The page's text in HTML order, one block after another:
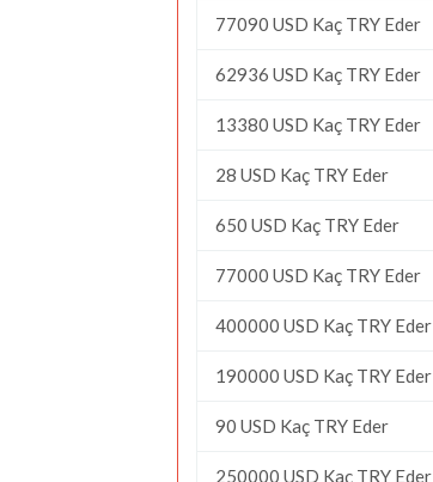
77090 USD Kaç TRY Eder
62936 USD Kaç TRY Eder
13380 USD Kaç TRY Eder
28 USD Kaç TRY Eder
650 USD Kaç TRY Eder
77000 USD Kaç TRY Eder
400000 USD Kaç TRY Eder
190000 USD Kaç TRY Eder
90 USD Kaç TRY Eder
250000 USD Kaç TRY Eder